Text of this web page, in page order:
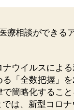
療相談ができる
ウイルスによ
「全数把握」
で簡略化するこ
は、新型コロ